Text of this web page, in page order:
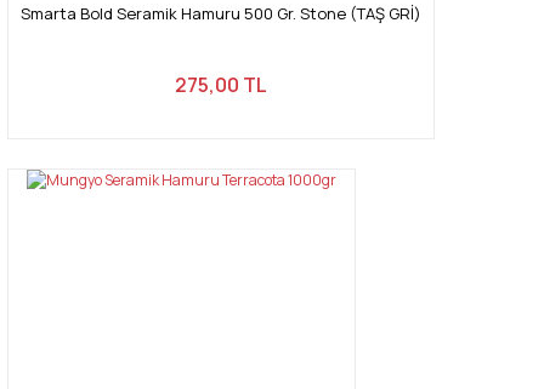
Smarta Bold Seramik Hamuru 500 Gr. Stone (TAŞ GRİ)
275,00 TL